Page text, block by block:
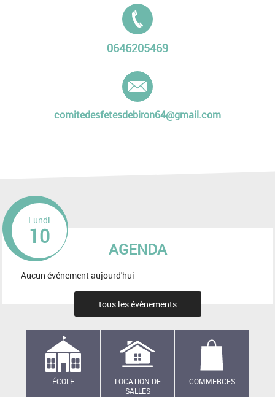
0646205469
comitedesfetesdebiron64@gmail.com
AGENDA
Lundi
10
Aucun événement aujourd'hui
tous les évènements
ÉCOLE
LOCATION DE
SALLES
COMMERCES